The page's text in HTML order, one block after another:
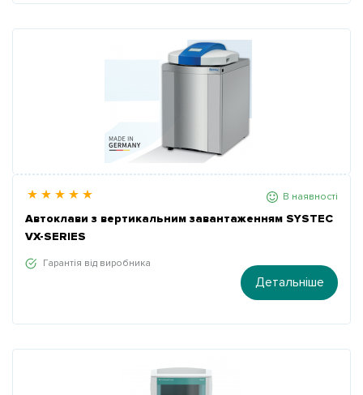
В наявності
Автоклави з вертикальним завантаженням SYSTEC
VX-SERIES
Гарантія від виробника
Детальніше